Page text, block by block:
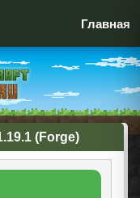
Главная
(Forge)